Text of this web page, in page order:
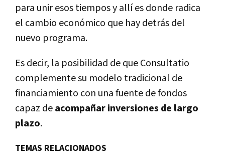
para unir esos tiempos y allí es donde radica
el cambio económico que hay detrás del
nuevo programa.
Es decir, la posibilidad de que Consultatio
complemente su modelo tradicional de
financiamiento con una fuente de fondos
capaz deacompañar inversiones de largo
plazo.
TEMAS RELACIONADOS